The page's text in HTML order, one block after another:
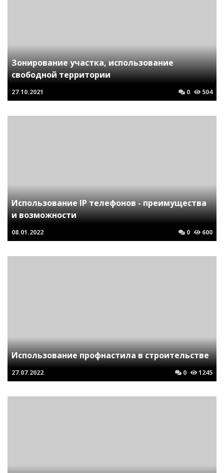
Зонирование участка, использование
свободной территории
27.10.2021 0 504
Использование IP телефонов - преимущества
и возможности
08.01.2022 0 600
Использование профнастила в строительстве
27.07.2022 0 1245